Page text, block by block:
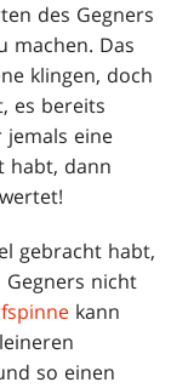
des Gegners
machen. Das
klingen, doch
es bereits
jemals eine
habt, dann
gebracht habt,
nicht
kann
so einen